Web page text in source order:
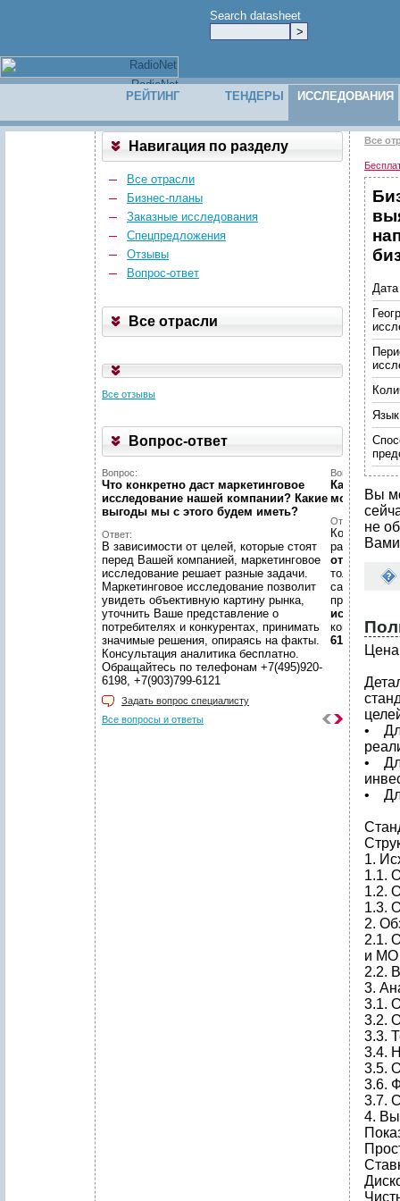
Search datasheet
РЕЙТИНГ ТЕНДЕРЫ ИССЛЕДОВАНИЯ
Навигация по разделу
Все отрасли
Бизнес-планы
Заказные исследования
Спецпредложения
Отзывы
Вопрос-ответ
Все отрасли
Все отзывы
Вопрос-ответ
Вопрос:
Что конкретно даст маркетинговое
исследование нашей компании? Какие
выгоды мы c этого будем иметь?
Ответ:
В зависимости от целей, которые стоят
перед Вашей компанией, маркетинговое
исследование решает разные задачи.
Маркетинговое исследование позволит
увидеть объективную картину рынка,
уточнить Ваше представление о
потребителях и конкурентах, принимать
значимые решения, опираясь на факты.
Консультация аналитика бесплатно.
Обращайтесь по телефонам +7(495)920-
6198, +7(903)799-6121
Вопрос:
Как найти
можете
Ответ:
Конечно
размещено
отчетов
только
самой
предложить
6198,
Задать вопрос специалисту
Все вопросы и ответы
Все
Вы
не
•
•
•
1.
1.1.
1.2.
1.3.
2.
2.1.
и МО
2.2.
3.
3.1.
3.2.
3.3.
3.4.
3.5.
3.6.
3.7.
4.